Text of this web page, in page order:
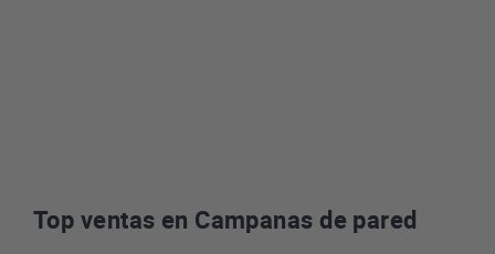
Top ventas en Campanas de pared